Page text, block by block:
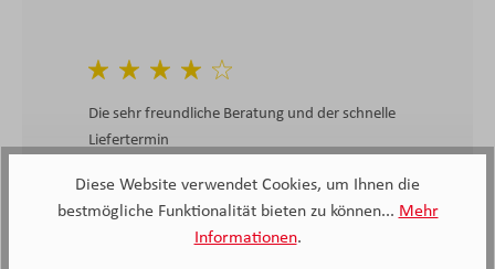
Die sehr freundliche Beratung und der schnelle
Liefertermin
Anonymer Kunde, Kunde von Möbel Knappstein
Diese Website verwendet Cookies, um Ihnen die
bestmögliche Funktionalität bieten zu können... Mehr
Informationen.